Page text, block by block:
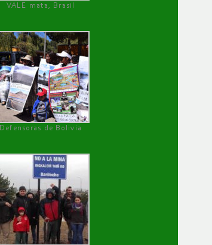
VALE mata, Brasil
Defensoras de Bolivia